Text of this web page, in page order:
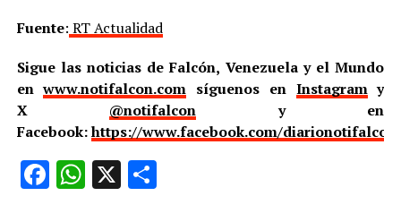
Fuente: RT Actualidad
Sigue las noticias de Falcón, Venezuela y el Mundo
enwww.notifalcon.com síguenos en Instagramy
X @notifalcon y en
Facebook:https://www.facebook.com/
Facebook
WhatsApp
X